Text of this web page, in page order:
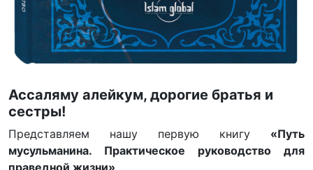
Ассаляму алейкум, дорогие братья и
сестры!
Представляем нашу первую книгу «Путь
мусульманина. Практическое руководство для
праведной жизни»